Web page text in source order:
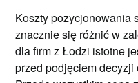
Koszty pozycjonowania
znacznie się różnić w
dla firm z Łodzi istotne
przed podjęciem decyzji